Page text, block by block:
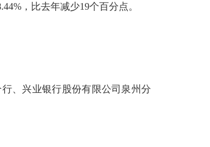
，比去年减少19个百分点。
、兴业银行股份有限公司泉州分